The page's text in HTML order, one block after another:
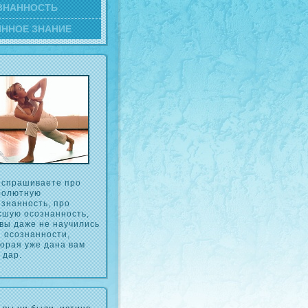
ЗНАНИЕ
про
про
осοзнанность,
даже не научились
осοзнанности,
уже дана вам
дар.